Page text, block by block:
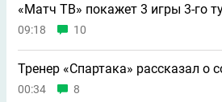
«Матч ТВ» покажет 3 игры 3-го
09:18 10
Тренер «Спартака» рассказал о
00:34 8